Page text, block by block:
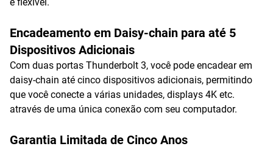
Encadeamento em Daisy-chain para até 5
Dispositivos Adicionais
Com duas portas Thunderbolt 3, você pode encadear em
daisy-chain até cinco dispositivos adicionais, permitindo
que você conecte a várias unidades, displays 4K etc.
através de uma única conexão com seu computador.
Garantia Limitada de Cinco Anos